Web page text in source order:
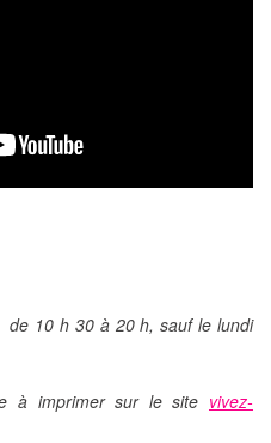
10 h 30 à 20 h, sauf le lundi
à imprimer sur le site vivez-